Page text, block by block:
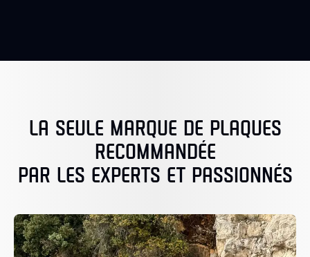
LA SEULE MARQUE DE PLAQUES
RECOMMANDÉE
PAR LES EXPERTS ET PASSIONNÉS